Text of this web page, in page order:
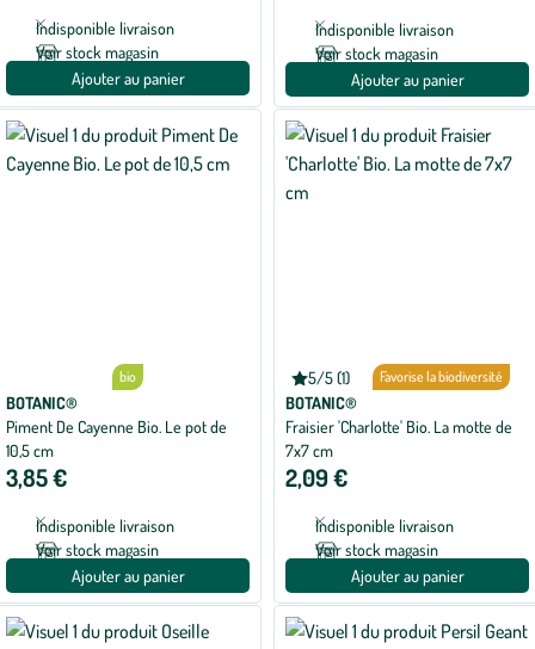
Indisponible livraison
Voir stock magasin
Ajouter au panier
Indisponible livraison
Voir stock magasin
Ajouter au panier
bio
BOTANIC®
Piment De Cayenne Bio. Le pot de
10,5 cm
3,85 €
Indisponible livraison
Voir stock magasin
Ajouter au panier
5/5 (1)
Note
moyenne
de
5
sur
5
avec
bio Favorise la biodiversité
BOTANIC®
Fraisier 'Charlotte' Bio. La motte de
7x7 cm
2,09 €
Indisponible livraison
Voir stock magasin
Ajouter au panier